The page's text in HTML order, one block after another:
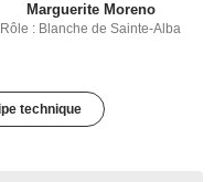
Marguerite Moreno
Rôle : Blanche de Sainte-Alba
technique